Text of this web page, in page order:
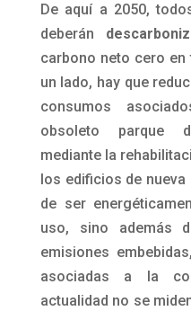
De aquí a 2050,
deberán
carbono neto cero
un lado, hay que
consumos
obsoleto parque
mediante la
los edificios de
de ser
uso, sino además
emisiones
asociadas a la
actualidad no se